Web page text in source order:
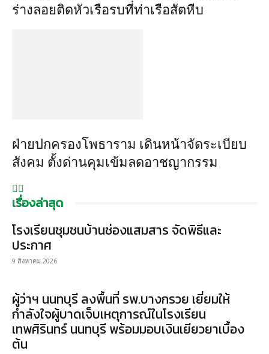
ร่างลอยติดหัวเรือรบที่ท่าเรือสัตหีบ
ฝ่ายปกครองโพธาราม เดินหน้าจัดระเบียบ
สังคม ตั้งด่านคุมเข้มลดอาชญากรรม
เรื่องล่าสุด
โรงเรียนชุมชนบ้านช่องแสมสาร จัดพิธีและ
ประกาศ
9 สิงหาคม 2026
ผู้ว่าฯ นนทบุรี ลงพื้นที่ รพ.บางกรวย เยี่ยมให้
กำลังใจผู้บาดเจ็บเหตุการณ์ในโรงเรียน
เทพศิรินทร์ นนทบุรี พร้อมมอบเงินเยียวยาเบื้อง
ต้น